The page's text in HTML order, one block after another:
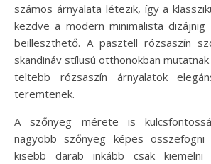
számos árnyalata létezik, így a
kezdve a modern minimalista
beilleszthető. A pasztell rózsaszín
skandináv stílusú otthonokban
teltebb rózsaszín árnyalatok
teremtenek.
A szőnyeg mérete is
nagyobb szőnyeg képes
kisebb darab inkább csak kiemelni